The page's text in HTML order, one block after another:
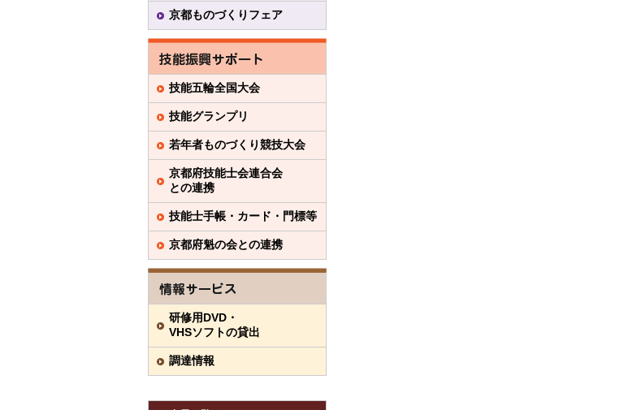
京都ものづくりフェア
技能五輪全国大会
技能グランプリ
若年者ものづくり競技大会
京都府技能士会連合会
との連携
技能士手帳・カード・門標等
京都府魁の会との連携
研修用DVD・
VHSソフトの貸出
調達情報